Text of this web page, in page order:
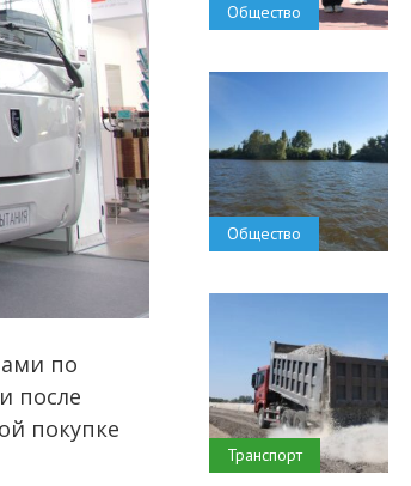
по
после
покупке
Общество
Общество
Транспорт